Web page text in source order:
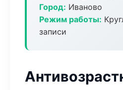
Город: Иваново
Режим работы:
записи